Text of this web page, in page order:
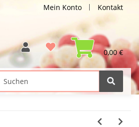
Mein Konto Kontakt
0,00 €
Versand-Info